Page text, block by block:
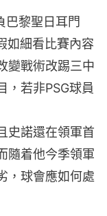
巴黎聖日耳門
如細看比賽內容
戰術改踢三中
，若非PSG球員
史諾還在領軍首
隨着他今季領軍
，球會應如何處